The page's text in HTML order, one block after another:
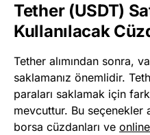
Tether (USDT)
Kullanılacak
Tether alımından sonra,
saklamanız önemlidir.
paraları saklamak için
mevcuttur. Bu seçenekler
borsa cüzdanları ve